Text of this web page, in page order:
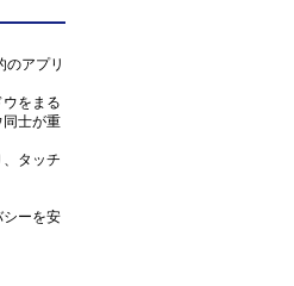
のアプリ
をまる
同士が重
タッチ
シーを安